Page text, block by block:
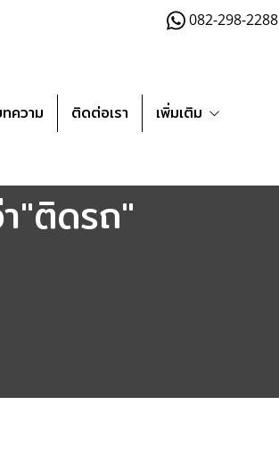
082-298-2288
ความ ติดต่อเรา เพิ่มเติม
"ติดรถ"